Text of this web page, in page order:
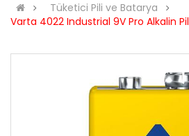
Tüketici Pili ve Batarya
Varta 4022 Industrial 9V Pro Alkalin Pil